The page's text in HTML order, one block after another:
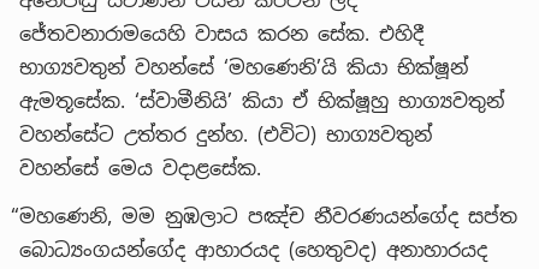
ජේතවනාරාමයෙහි වාසය කරන සේක. එහිදී
භාග්‍යවතුන් වහන්සේ ‘මහණෙනි’යි කියා භික්ෂූන්
ඇමතූසේක. ‘ස්වාමීනියි’ කියා ඒ භික්ෂූහු භාග්‍යවතුන්
වහන්සේට උත්තර දුන්හ. (එවිට) භාග්‍යවතුන්
වහන්සේ මෙය වදාළසේක.
“මහණෙනි, මම නුඹලාට පඤ්ච නීවරණයන්ගේද සප්ත
බොධ්‍යංගයන්ගේද ආහාරයද (හෙතුවද) අනාහාරයද